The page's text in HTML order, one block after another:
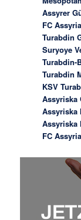
Assyrer
FC
Turabdin
Suryoye
Turabdin-
Turabdin
KSV
Assyriska
Assyriska
Assyriska
FC